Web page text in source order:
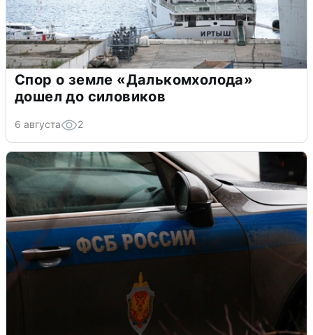
Спор о земле «Далькомхолода»
дошел до силовиков
6 августа 2